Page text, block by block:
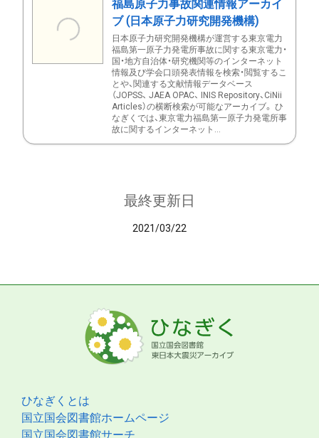
福島原子力事故関連情報アーカイ
ブ (日本原子力研究開発機構)
日本原子力研究開発機構が運営する東京電力
福島第一原子力発電所事故に関する東京電力・
国・地方自治体・研究機関等のインターネット
情報及び学会口頭発表情報を検索・閲覧するこ
とや、関連する文献情報データベース
（JOPSS、 JAEA OPAC、 INIS Repository、CiNii
Articles）の横断検索が可能なアーカイブ。 ひ
なぎくでは、東京電力福島第一原子力発電所事
故に関するインターネット...
最終更新日
2021/03/22
ひなぎくとは
国立国会図書館ホームページ
国立国会図書館サーチ